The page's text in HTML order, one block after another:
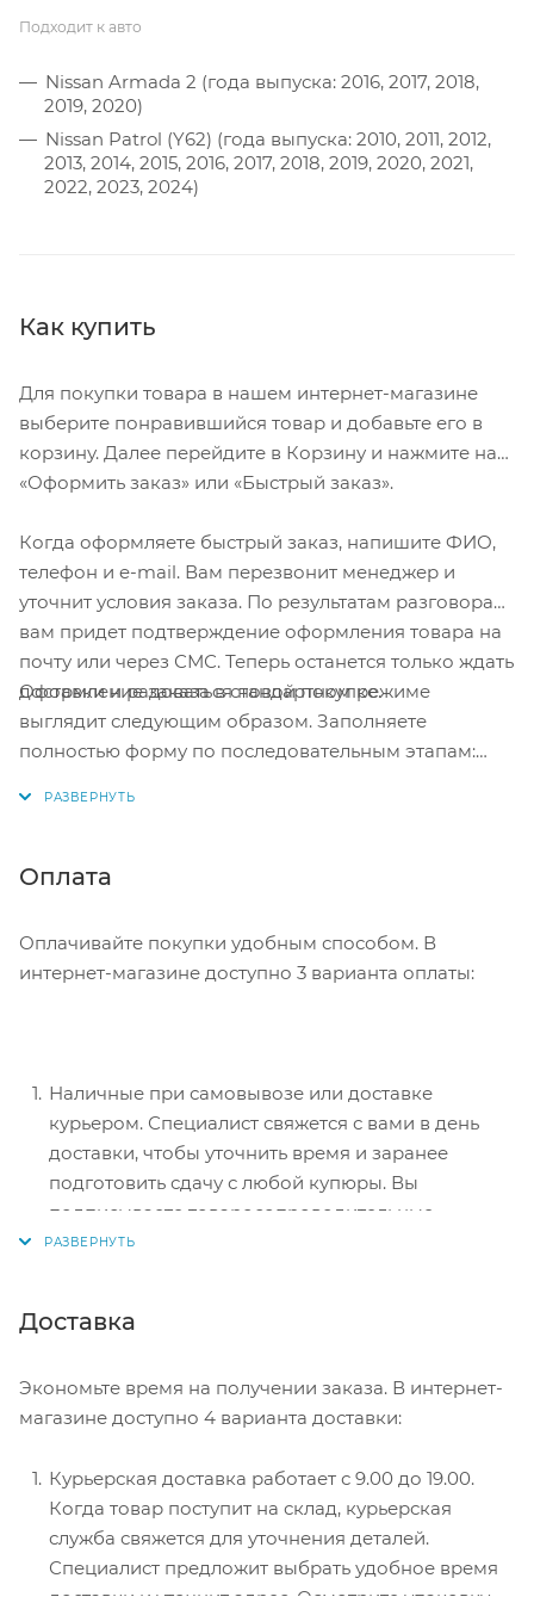
Подходит к авто
Nissan Armada 2 (года выпуска: 2016, 2017, 2018,
2019, 2020)
Nissan Patrol (Y62) (года выпуска: 2010, 2011, 2012,
2013, 2014, 2015, 2016, 2017, 2018, 2019, 2020, 2021,
2022, 2023, 2024)
Как купить
Для покупки товара в нашем интернет-магазине
выберите понравившийся товар и добавьте его в
корзину. Далее перейдите в Корзину и нажмите на
«Оформить заказ» или «Быстрый заказ».
Когда оформляете быстрый заказ, напишите ФИО,
телефон и e-mail. Вам перезвонит менеджер и
уточнит условия заказа. По результатам разговора
вам придет подтверждение оформления товара на
почту или через СМС. Теперь останется только ждать
доставки и радоваться новой покупке.
Оформление заказа в стандартном режиме
выглядит следующим образом. Заполняете
полностью форму по последовательным этапам:
Нажмите кнопку «Оформить заказ».
Оплата
Оплачивайте покупки удобным способом. В
интернет-магазине доступно 3 варианта оплаты:
Наличные при самовывозе или доставке
курьером. Специалист свяжется с вами в день
доставки, чтобы уточнить время и заранее
подготовить сдачу с любой купюры. Вы
подписываете товаросопроводительные
документы, вносите денежные средства,
перенаправит вас на сервер системы ASSIST.
Здесь нужно ввести номер карты, срок действия
Электронные системы при онлайн-заказе:
PayPal, WebMoney и Яндекс.Деньги. Для
совершения покупки система перенаправит вас
на страницу платежного сервиса. Здесь
Доставка
Экономьте время на получении заказа. В интернет-
магазине доступно 4 варианта доставки:
Курьерская доставка работает с 9.00 до 19.00.
Когда товар поступит на склад, курьерская
служба свяжется для уточнения деталей.
Специалист предложит выбрать удобное время
доставки и уточнит адрес. Осмотрите упаковку